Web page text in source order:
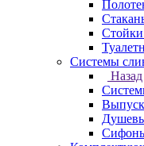
Стойки
Системы
Назад